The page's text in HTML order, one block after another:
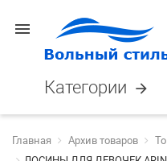
menu
Категории arrow_forward
Главная Архив товаров